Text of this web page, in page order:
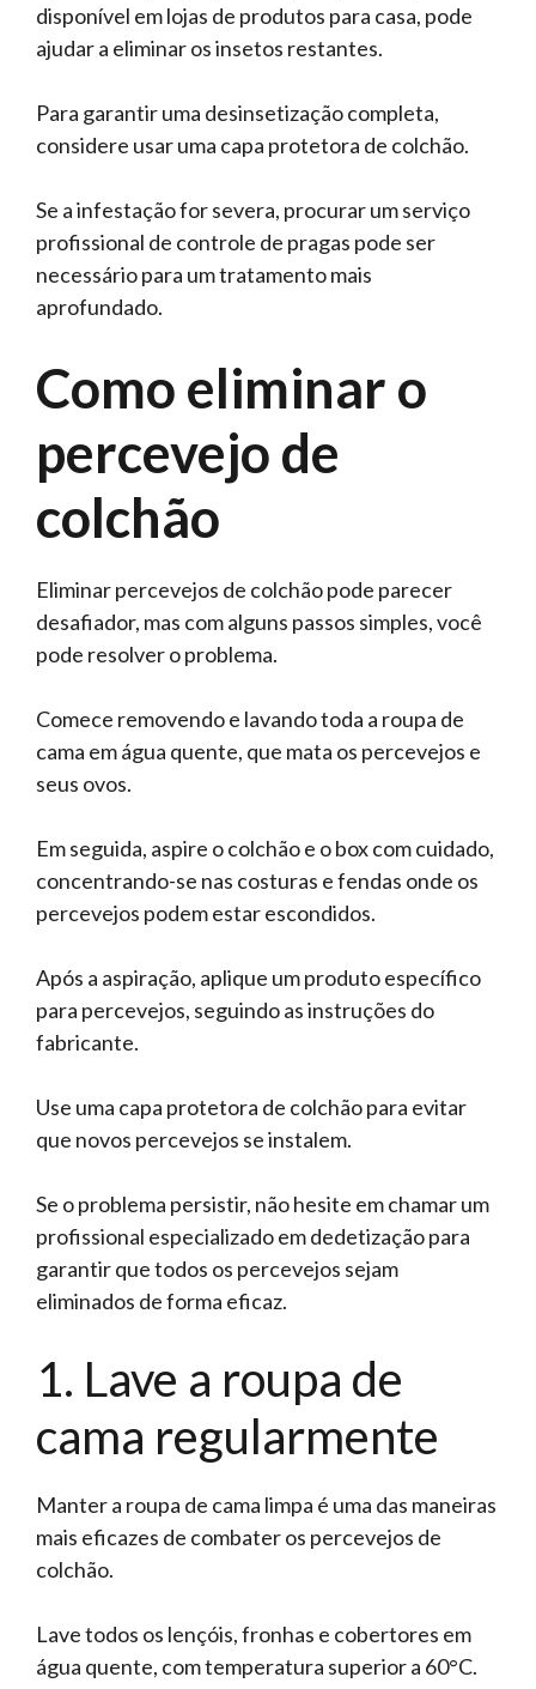
disponível em lojas de produtos para casa, pode
ajudar a eliminar os insetos restantes.
Para garantir uma desinsetização completa,
considere usar uma capa protetora de colchão.
Se a infestação for severa, procurar um serviço
profissional de controle de pragas pode ser
necessário para um tratamento mais
aprofundado.
Como eliminar o
percevejo de
colchão
Eliminar percevejos de colchão pode parecer
desafiador, mas com alguns passos simples, você
pode resolver o problema.
Comece removendo e lavando toda a roupa de
cama em água quente, que mata os percevejos e
seus ovos.
Em seguida, aspire o colchão e o box com cuidado,
concentrando-se nas costuras e fendas onde os
percevejos podem estar escondidos.
Após a aspiração, aplique um produto específico
para percevejos, seguindo as instruções do
fabricante.
Use uma capa protetora de colchão para evitar
que novos percevejos se instalem.
Se o problema persistir, não hesite em chamar um
profissional especializado em dedetização para
garantir que todos os percevejos sejam
eliminados de forma eficaz.
1. Lave a roupa de
cama regularmente
Manter a roupa de cama limpa é uma das maneiras
mais eficazes de combater os percevejos de
colchão.
Lave todos os lençóis, fronhas e cobertores em
água quente, com temperatura superior a 60°C.